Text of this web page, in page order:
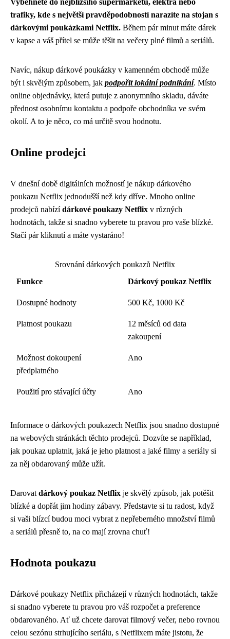
Vyběhněte do nejbližšího supermarketu, elektra nebo
trafiky, kde s největší pravděpodobností narazíte na stojan s
dárkovými poukázkami Netflix. Během pár minut máte dárek
v kapse a váš přítel se může těšit na večery plné filmů a seriálů.
Navíc, nákup dárkové poukázky v kamenném obchodě může
být i skvělým způsobem, jak podpořit lokální podnikání. Místo
online objednávky, která putuje z anonymního skladu, dáváte
přednost osobnímu kontaktu a podpoře obchodníka ve svém
okolí. A to je něco, co má určitě svou hodnotu.
Online prodejci
V dnešní době digitálních možností je nákup dárkového
poukazu Netflix jednodušší než kdy dříve. Mnoho online
prodejců nabízídárkové poukazy Netflix v různých
hodnotách, takže si snadno vyberete tu pravou pro vaše blízké.
Stačí pár kliknutí a máte vystaráno!
Srovnání dárkových poukazů Netflix
Funkce
Dárkový poukaz Netflix
Dostupné hodnoty 500 Kč, 1000 Kč
Platnost poukazu
12 měsíců od data
zakoupení
Možnost dokoupení
předplatného
Ano
Použití pro stávající účty Ano
Informace o dárkových poukazech Netflix jsou snadno dostupné
na webových stránkách těchto prodejců. Dozvíte se například,
jak poukaz uplatnit, jaká je jeho platnost a jaké filmy a seriály si
za něj obdarovaný může užít.
Darovat dárkový poukaz Netflix je skvělý způsob, jak potěšit
blízké a dopřát jim hodiny zábavy. Představte si tu radost, když
si vaši blízcí budou moci vybrat z nepřeberného množství filmů
a seriálů přesně to, na co mají zrovna chuť!
Hodnota poukazu
Dárkové poukazy Netflix přicházejí v různých hodnotách, takže
si snadno vyberete tu pravou pro váš rozpočet a preference
obdarovaného. Ať už chcete darovat filmový večer, nebo rovnou
celou sezónu strhujícího seriálu, s Netflixem máte jistotu, že